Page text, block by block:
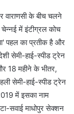
वाराणसी के बीच चलने
चेन्नई में इंटीग्रल कोच
पहल का प्रतीक है और
सेमी-हाई-स्पीड ट्रेन
18 महीने के भीतर,
सेमी-हाई-स्पीड ट्रेन
में इसका नाम
सवाई माधोपुर सेक्शन